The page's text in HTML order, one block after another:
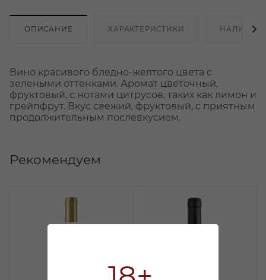
ОПИСАНИЕ ХАРАКТЕРИСТИКИ НАЛИЧИЕ
Вино красивого бледно-желтого цвета с
зелеными оттенками. Аромат цветочный,
фруктовый, с нотами цитрусов, таких как лимон и
грейпфрут. Вкус свежий, фруктовый, с приятным
продолжительным послевкусием.
Рекомендуем